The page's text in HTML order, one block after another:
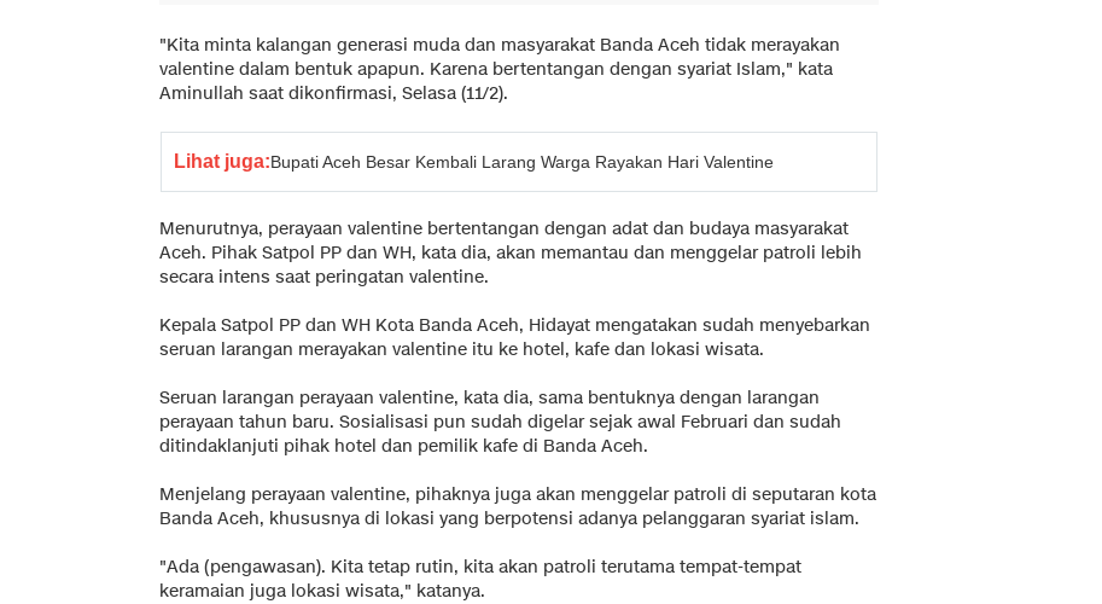
"Kita minta kalangan generasi muda dan masyarakat Banda Aceh tidak merayakan
valentine dalam bentuk apapun. Karena bertentangan dengan syariat Islam," kata
Aminullah saat dikonfirmasi, Selasa (11/2).
Lihat juga:Bupati Aceh Besar Kembali Larang Warga Rayakan Hari Valentine
Menurutnya, perayaan valentine bertentangan dengan adat dan budaya masyarakat
Aceh. Pihak Satpol PP dan WH, kata dia, akan memantau dan menggelar patroli lebih
secara intens saat peringatan valentine.
Kepala Satpol PP dan WH Kota Banda Aceh, Hidayat mengatakan sudah menyebarkan
seruan larangan merayakan valentine itu ke hotel, kafe dan lokasi wisata.
Seruan larangan perayaan valentine, kata dia, sama bentuknya dengan larangan
perayaan tahun baru. Sosialisasi pun sudah digelar sejak awal Februari dan sudah
ditindaklanjuti pihak hotel dan pemilik kafe di Banda Aceh.
Menjelang perayaan valentine, pihaknya juga akan menggelar patroli di seputaran kota
Banda Aceh, khususnya di lokasi yang berpotensi adanya pelanggaran syariat islam.
"Ada (pengawasan). Kita tetap rutin, kita akan patroli terutama tempat-tempat
keramaian juga lokasi wisata," katanya.